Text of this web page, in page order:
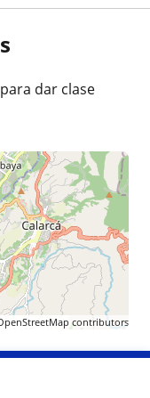
dar clase
contributors